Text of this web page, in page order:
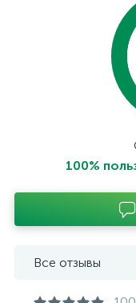
100%
Все отзывы